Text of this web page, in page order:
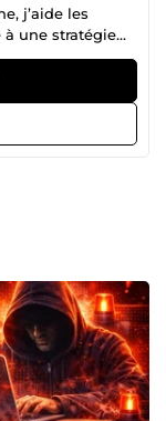
j’aide les
à une stratégie
naturel
en appliquant
en développant
et
je
digital. 📈
le SEO ne se
en optimisant
tunnel de vente,
Pourquoi me
&amp; Web ✔
✔ Passion
du digital 💬